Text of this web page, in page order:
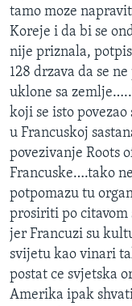
tamo moze
Koreje i da bi se
nije priznala,
128 drzava da se
uklone sa
koji se isto
u Francuskoj
povezivanje Roots
Francuske….tako
potpomazu tu
prosiriti po citavom
jer Francuzi su
svijetu kao vinari
postat ce svjetska
Amerika ipak